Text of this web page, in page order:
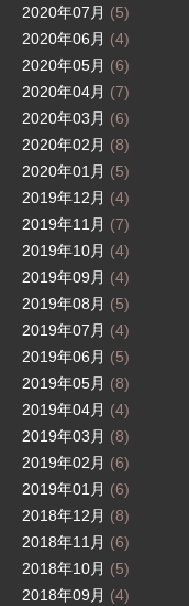
2020年07月 (5)
2020年06月 (4)
2020年05月 (6)
2020年04月 (7)
2020年03月 (6)
2020年02月 (8)
2020年01月 (5)
2019年12月 (4)
2019年11月 (7)
2019年10月 (4)
2019年09月 (4)
2019年08月 (5)
2019年07月 (4)
2019年06月 (5)
2019年05月 (8)
2019年04月 (4)
2019年03月 (8)
2019年02月 (6)
2019年01月 (6)
2018年12月 (8)
2018年11月 (6)
2018年10月 (5)
2018年09月 (4)